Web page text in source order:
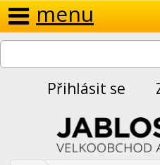
menu
Přihlásit se